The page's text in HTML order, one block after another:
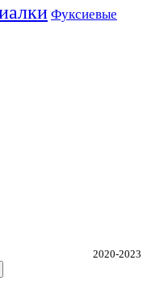
Фуксиевые
2020-2023